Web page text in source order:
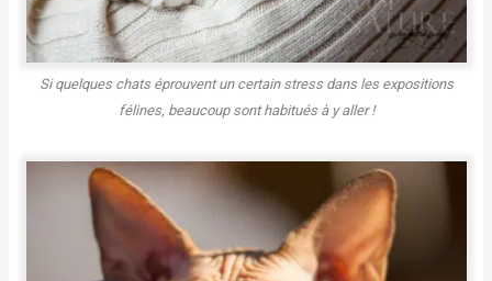
Si quelques chats éprouvent un certain stress dans les expositions
félines, beaucoup sont habitués à y aller !